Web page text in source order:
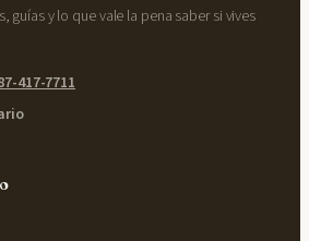
guías y lo que vale la pena saber si vives
417-7711